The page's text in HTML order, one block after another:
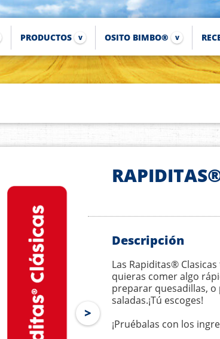
PRODUCTOS OSITO BIMBO®
Descripción
Las Rapiditas®
quieras comer algo
preparar quesadillas,
saladas.¡Tú escoges!
¡Pruébalas con los